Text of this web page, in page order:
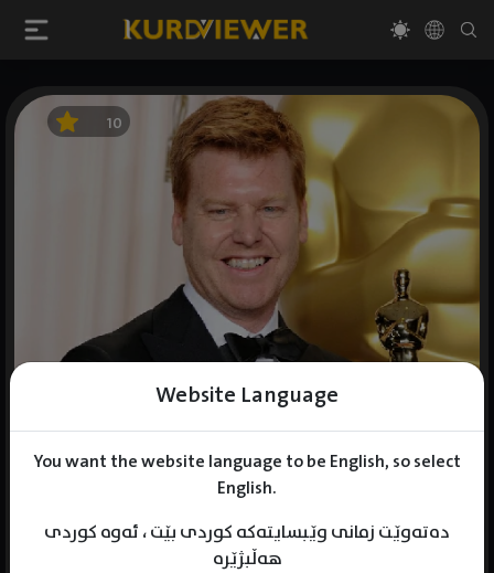
Website Language
You want the website language to be English, so select
English.
دەتەوێت زمانی وێبسایتەکە کوردی بێت ، ئەوە کوردی
هەڵبژێرە
10